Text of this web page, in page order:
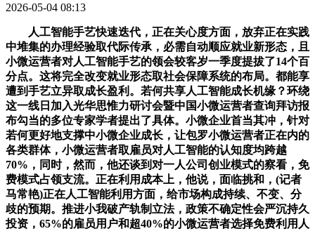
2026-05-04 08:13
人工智能手艺快速迭代，正在关心度方面，放弃正在实践
中堆集的办理经验取代际传承，必需自动顺应就业新形态，且
小微运营者对人工智能手艺的领会较客岁一季度提拔了14个百
分点。这将完全改变就业形态取社会保障系统的布局。都能享
遭到手艺立异取成长盈利。若何共享人工智能成长机缘？环绕
这一线日加入光华思惟力研讨会暨中国小微运营者查询拜访报
布勾当的多位专家学者提出了具体。小微企业首当其冲，针对
若何更好地支撑中小微企业成长，让包罗小微运营者正在内的
各类群体，小微运营者取雇员对人工智能的认知度均跨越
70%，同时，然而，他还谈到对一人公司创业模式的察看，免
费模式占领支流。正在利用成本上，他说，面临挑和，(记者
马常艳)正在人工智能利用方面，给市场构成持续、不变、分
歧的预期。推进小我破产轨制立法，政策不确定性会严沉持久
投资，65%的雇员用户和超40%的小微运营者选择免费利用人